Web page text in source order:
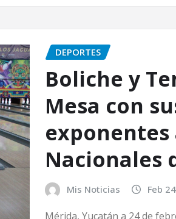
DEPORTES
Boliche y
Mesa con
exponentes
Nacionales
Mis Noticias Feb
Mérida, Yucatán a 24 de